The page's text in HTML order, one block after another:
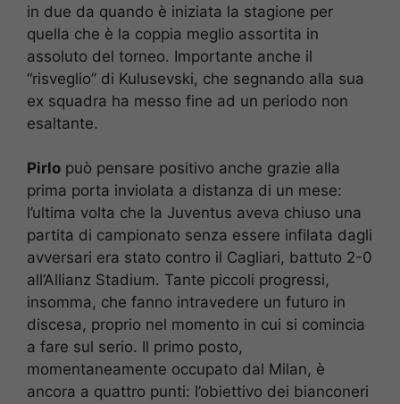
in due da quando è iniziata la stagione per
quella che è la coppia meglio assortita in
assoluto del torneo. Importante anche il
“risveglio” di Kulusevski, che segnando alla sua
ex squadra ha messo fine ad un periodo non
esaltante.
Pirlo può pensare positivo anche grazie alla
prima porta inviolata a distanza di un mese:
l’ultima volta che la Juventus aveva chiuso una
partita di campionato senza essere infilata dagli
avversari era stato contro il Cagliari, battuto 2-0
all’Allianz Stadium. Tante piccoli progressi,
insomma, che fanno intravedere un futuro in
discesa, proprio nel momento in cui si comincia
a fare sul serio. Il primo posto,
momentaneamente occupato dal Milan, è
ancora a quattro punti: l’obiettivo dei bianconeri